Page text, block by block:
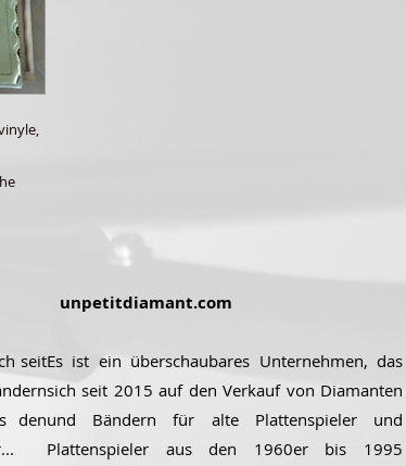
seit
den
unpetitdiamant.com
Es ist ein überschaubares Unternehmen, das
sich seit 2015 auf den Verkauf von Diamanten
und Bändern für alte Plattenspieler und
Plattenspieler aus den 1960er bis 1995